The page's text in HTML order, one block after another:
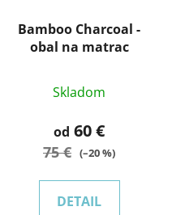
Bamboo Charcoal -
obal na matrac
Skladom
od 60 €
75 € (–20 %)
DETAIL